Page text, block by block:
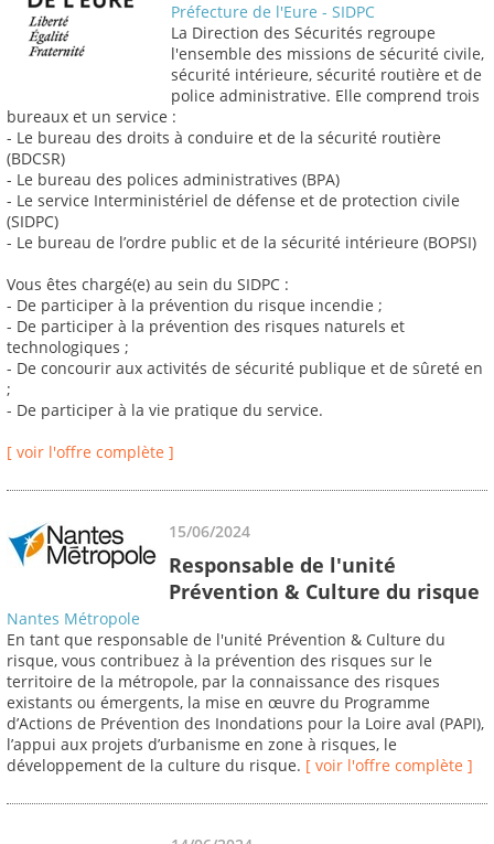
Préfecture de l'Eure - SIDPC
La Direction des Sécurités regroupe
l'ensemble des missions de sécurité civile,
sécurité intérieure, sécurité routière et de
police administrative. Elle comprend trois
bureaux et un service :
- Le bureau des droits à conduire et de la sécurité routière
(BDCSR)
- Le bureau des polices administratives (BPA)
- Le service Interministériel de défense et de protection civile
(SIDPC)
- Le bureau de l’ordre public et de la sécurité intérieure (BOPSI)
Vous êtes chargé(e) au sein du SIDPC :
- De participer à la prévention du risque incendie ;
- De participer à la prévention des risques naturels et
technologiques ;
- De concourir aux activités de sécurité publique et de sûreté en
;
- De participer à la vie pratique du service.
[ voir l'offre complète ]
15/06/2024
Responsable de l'unité
Prévention & Culture du risque
Nantes Métropole
En tant que responsable de l'unité Prévention & Culture du
risque, vous contribuez à la prévention des risques sur le
territoire de la métropole, par la connaissance des risques
existants ou émergents, la mise en œuvre du Programme
d’Actions de Prévention des Inondations pour la Loire aval (PAPI),
l’appui aux projets d’urbanisme en zone à risques, le
développement de la culture du risque. [ voir l'offre complète ]